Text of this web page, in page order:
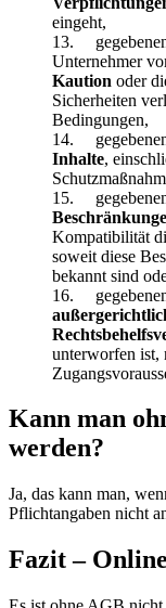
eingeht,
13.
Unternehmer
Kaution oder
Sicherheiten
Bedingungen,
14.
Inhalte,
15.
Kompatibilität
soweit diese
bekannt sind
16.
unterworfen ist,
Kann man
werden?
Ja, das kann man,
Pflichtangaben nicht
Fazit –